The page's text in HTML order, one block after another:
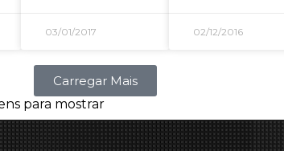
03/01/2017 02/12/2016
Carregar Mais
para mostrar